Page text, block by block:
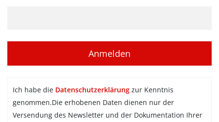
Ich habe die Datenschutzerklärung zur Kenntnis
genommen.Die erhobenen Daten dienen nur der
Versendung des Newsletter und der Dokumentation Ihrer